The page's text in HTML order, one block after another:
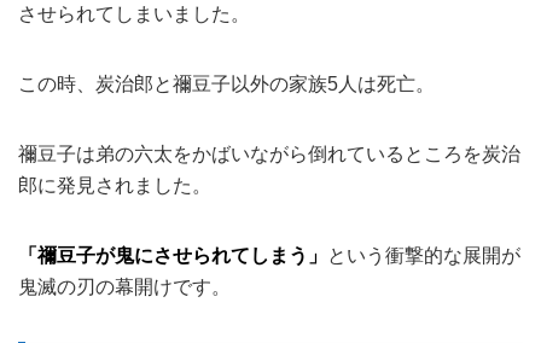
させられてしまいました。
この時、炭治郎と禰豆子以外の家族5人は死亡。
禰豆子は弟の六太をかばいながら倒れているところを炭治
郎に発見されました。
「禰豆子が鬼にさせられてしまう」 という衝撃的な展開が
鬼滅の刃の幕開けです。